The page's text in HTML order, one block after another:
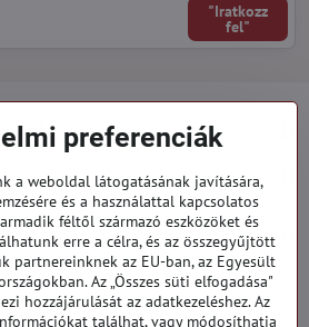
"Iratkozz
fel"
15:00 hod.
preferenciák
a weboldal látogatásának javítására,
és a használattal kapcsolatos
féltől származó eszközöket és
erre a célra, és az összegyűjtött
partnereinknek az EU-ban, az Egyesült
Az „Összes süti elfogadása"
hozzájárulását az adatkezeléshez. Az
találhat, vagy módosíthatja